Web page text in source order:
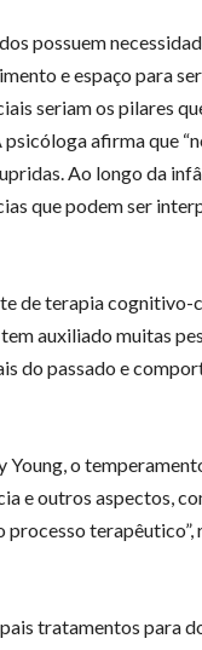
possuem
e espaço para
seriam os pilares
afirma que
Ao longo da
que podem ser
de terapia
tem auxiliado muitas
do passado e
Young, o
e outros aspectos,
terapêutico”,
tratamentos para